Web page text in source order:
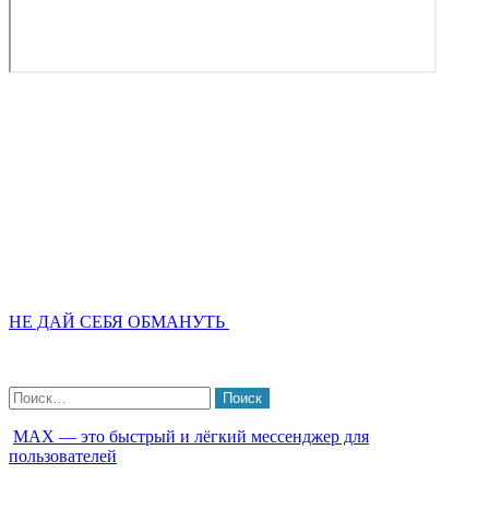
НЕ ДАЙ СЕБЯ ОБМАНУТЬ
Найти:
МАХ — это быстрый и лёгкий мессенджер для
пользователей